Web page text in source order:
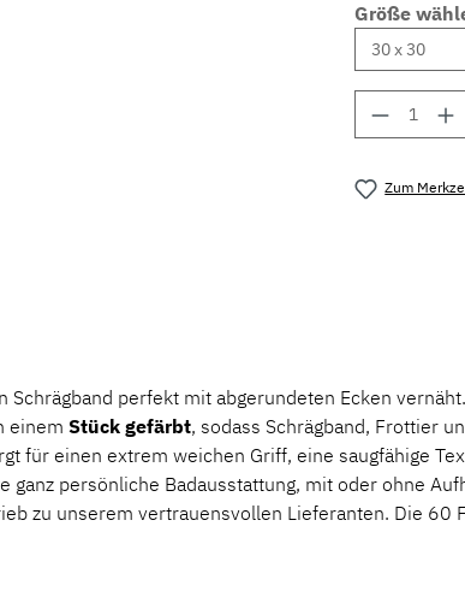
Größe
Zum
perfekt mit abgerundeten Ecken vernäht.
einem Stück gefärbt, sodass Schrägband, Frottier
für einen extrem weichen Griff, eine saugfähige
persönliche Badausstattung, mit oder ohne
zu unserem vertrauensvollen Lieferanten. Die